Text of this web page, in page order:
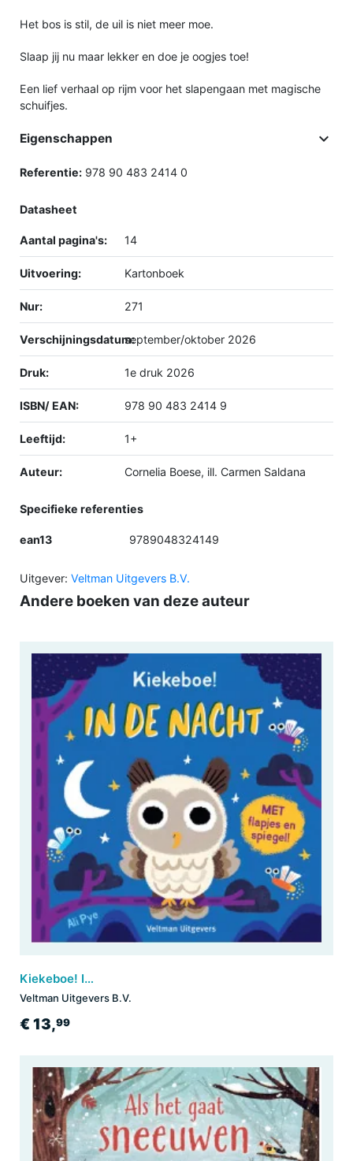
Het bos is stil, de uil is niet meer moe.
Slaap jij nu maar lekker en doe je oogjes toe!
Een lief verhaal op rijm voor het slapengaan met magische
schuifjes.
Eigenschappen 
Referentie: 978 90 483 2414 0
Datasheet
Aantal pagina's: 14
Uitvoering: Kartonboek
Nur: 271
Verschijningsdatum:september/oktober 2026
Druk: 1e druk 2026
ISBN/ EAN: 978 90 483 2414 9
Leeftijd: 1+
Auteur: Cornelia Boese, ill. Carmen Saldana
Specifieke referenties
ean13 9789048324149
Uitgever: Veltman Uitgevers B.V.
Andere boeken van deze auteur
Kiekeboe! In de nacht
Veltman Uitgevers B.V.
€ 13,99